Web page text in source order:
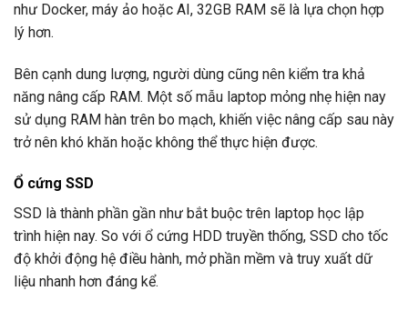
như Docker, máy ảo hoặc AI, 32GB RAM sẽ là lựa chọn hợp
lý hơn.
Bên cạnh dung lượng, người dùng cũng nên kiểm tra khả
năng nâng cấp RAM. Một số mẫu laptop mỏng nhẹ hiện nay
sử dụng RAM hàn trên bo mạch, khiến việc nâng cấp sau này
trở nên khó khăn hoặc không thể thực hiện được.
Ổ cứng SSD
SSD là thành phần gần như bắt buộc trên laptop học lập
trình hiện nay. So với ổ cứng HDD truyền thống, SSD cho tốc
độ khởi động hệ điều hành, mở phần mềm và truy xuất dữ
liệu nhanh hơn đáng kể.